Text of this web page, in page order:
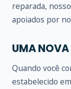
reparada,
apoiados por
UMA
Quando você
estabelecido